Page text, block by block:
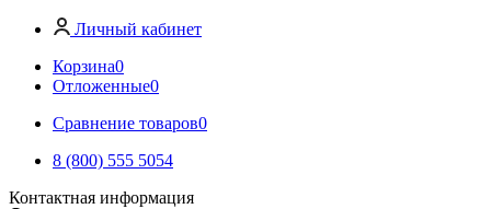
Личный кабинет
Корзина0
Отложенные0
Сравнение товаров0
8 (800) 555 5054
Контактная информация